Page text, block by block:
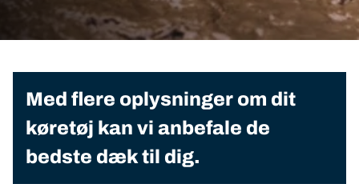
Med flere oplysninger om dit
køretøj kan vi anbefale de
bedste dæk til dig.